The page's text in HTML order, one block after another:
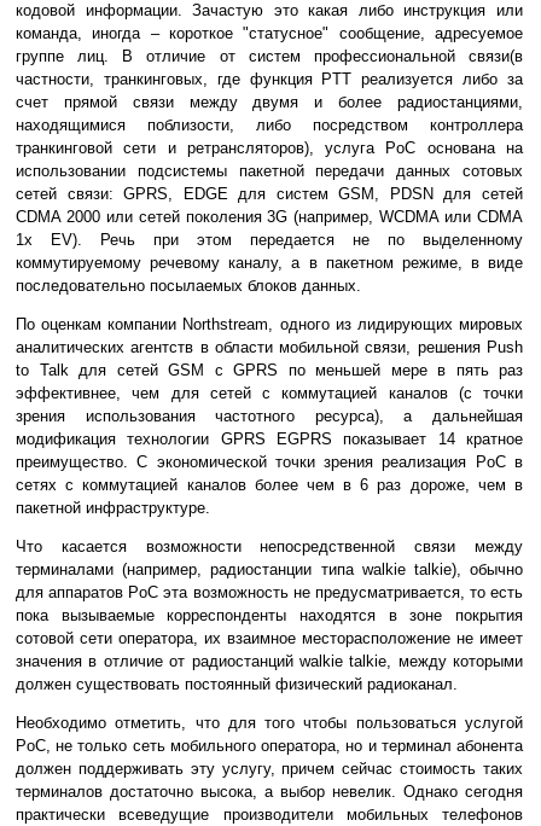
кодовой информации. Зачастую это какая либо инструкция или
команда, иногда – короткое "статусное" сообщение, адресуемое
группе лиц. В отличие от систем профессиональной связи(в
частности, транкинговых, где функция PTT реализуется либо за
счет прямой связи между двумя и более радиостанциями,
находящимися поблизости, либо посредством контроллера
транкинговой сети и ретрансляторов), услуга PoC основана на
использовании подсистемы пакетной передачи данных сотовых
сетей связи: GPRS, EDGE для систем GSM, PDSN для сетей
CDMA 2000 или сетей поколения 3G (например, WCDMA или CDMA
1x EV). Речь при этом передается не по выделенному
коммутируемому речевому каналу, а в пакетном режиме, в виде
последовательно посылаемых блоков данных.
По оценкам компании Northstream, одного из лидирующих мировых
аналитических агентств в области мобильной связи, решения Push
to Talk для сетей GSM с GPRS по меньшей мере в пять раз
эффективнее, чем для сетей с коммутацией каналов (с точки
зрения использования частотного ресурса), а дальнейшая
модификация технологии GPRS EGPRS показывает 14 кратное
преимущество. С экономической точки зрения реализация PoC в
сетях с коммутацией каналов более чем в 6 раз дороже, чем в
пакетной инфраструктуре.
Что касается возможности непосредственной связи между
терминалами (например, радиостанции типа walkie talkie), обычно
для аппаратов PoC эта возможность не предусматривается, то есть
пока вызываемые корреспонденты находятся в зоне покрытия
сотовой сети оператора, их взаимное месторасположение не имеет
значения в отличие от радиостанций walkie talkie, между которыми
должен существовать постоянный физический радиоканал.
Необходимо отметить, что для того чтобы пользоваться услугой
PoC, не только сеть мобильного оператора, но и терминал абонента
должен поддерживать эту услугу, причем сейчас стоимость таких
терминалов достаточно высока, а выбор невелик. Однако сегодня
практически всеведущие производители мобильных телефонов